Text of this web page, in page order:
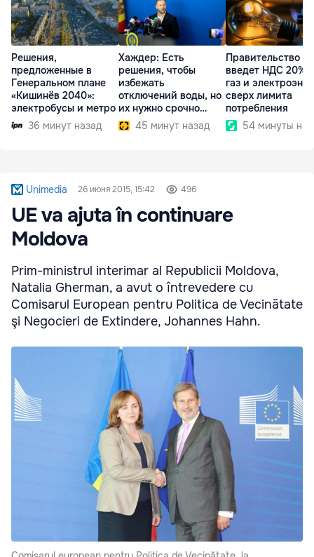
Решения,
предложенные в
Генеральном плане
«Кишинёв 2040»:
электробусы и метро
36 минут назад
Хаждер: Есть
решения, чтобы
избежать
отключений воды, но
их нужно срочно
внедрить
45 минут назад
Правительство
введет НДС 20%
газ и
сверх лимита
потребления
54 минуты
Unimedia 26 июня 2015, 15:42 496
UE va ajuta în continuare
Moldova
Prim-ministrul interimar al Republicii Moldova,
Natalia Gherman, a avut o întrevedere cu
Comisarul European pentru Politica de Vecinătate
şi Negocieri de Extindere, Johannes Hahn.